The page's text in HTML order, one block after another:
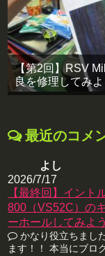
【第2回】RSV
良を修理してみよ
最近のコメ
よし
2026/7/17
【最終回】イント
800（VS52C）の
ーホールしてみよ
かなり役立ちまし
ます！！ 本当にブロ